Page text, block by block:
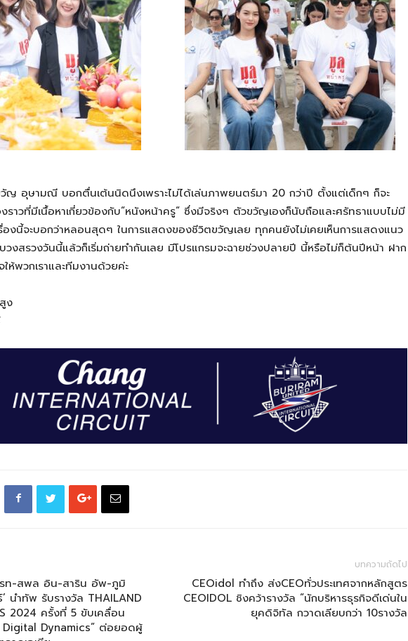
วัญ อุษามณี บอกตื่นเต้นนิดนึงเพราะไม่ได้เล่นภาพยนตร์มา 20 กว่าปี ตั้งแต่เด็กๆ ก็จะ
งราวที่มีเนื้อหาเกี่ยวข้องกับ“หนังหน้าครู“ ซึ่งมีจริงๆ ตัวขวัญเองก็นับถือและศรัทธาแบบไม่มี
องนี้จะบอกว่าหลอนสุดๆ ในการแสดงของชีวิตขวัญเลย ทุกคนยังไม่เคยเห็นการแสดงแนว
งสรวงวันนี้แล้วก็เริ่มถ่ายทำกันเลย มีโปรแกรมจะฉายช่วงปลายปี นี้หรือไม่ก็ต้นปีหน้า ฝาก
ห้พวกเราและทีมงานด้วยค่ะ
ง
รท-สพล อิน-สาริน อัพ-ภูมิ
ำทัพ รับรางวัล THAILAND
2024 ครั้งที่ 5 ขับเคลื่อน
Digital Dynamics” ต่อยอดผู้
บทความถัดไป
CEOidol ทำถึง ส่งCEOทั่วประเทศจากหลักสูตร
CEOIDOL ชิงคว้ารางวัล “นักบริหารธุรกิจดีเด่นใน
ยุคดิจิทัล กวาดเลียบกว่า 10รางวัล